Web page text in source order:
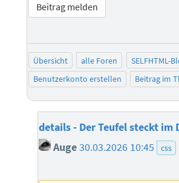
Beitrag melden
Übersicht alle Foren SELFHTML-
Benutzerkonto erstellen
Beitrag im
details - Der Teufel steckt im
Auge30.03.2026 10:45 css